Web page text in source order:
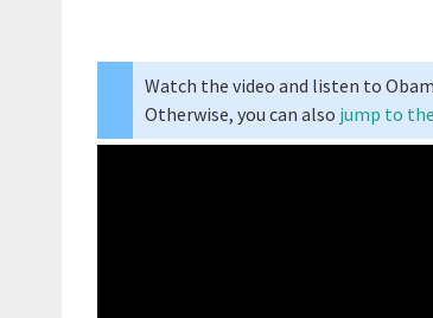
Watch the video and listen to
Otherwise, you can also jump to